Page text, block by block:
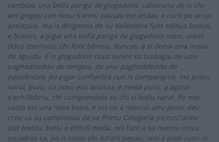
cambiau una bella pariga de giogadoris: calincunu de is chi
ant giogau cun nosu s'annu passau est andau a curri po atrus
assòtzius, ma is dirigentis de su Valledoria funt stètius bonus,
e bravus, a pigai una bella pariga de giogadoris nous, diaici
ddus tzerriaus, chi funt bènius, duncas, a si donai una manu
de agiudu. E is giogadoris nous tenint su bisòngiu de unu
pagheddeddu de tempus, de unu pagheddeddu de
passièntzia, po pigai cunfiantza cun is cumpangius, ma potzu
narai, puru, ca nosu eus acoitau, e meda puru, a agatai
s'echilìbbriu, chi cumprendeis su chi si bollu narai. Po mei
custa est una nova bona, e nci iat a mancai atru puru: deu
creu ca su campionau de sa Primu Categoria po cust'annu
siat tostau, bellu e dificili meda: nci funt a su mancu cincu
scuadras ca, po is rosas chi nd'ant pesau, iant a podi curri in